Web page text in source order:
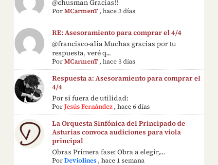
@chusman Gracias!!
PorMCarmenT,hace 3 días
RE: Asesoramiento para comprar el 4/4
@francisco-alia Muchas gracias por tu
respuesta, veré q...
PorMCarmenT,hace 3 días
Respuesta a: Asesoramiento para comprar el
4/4
Por si fuera de utilidad:
PorJesús Fernández ,hace 6 días
La Orquesta Sinfónica del Principado de
Asturias convoca audiciones para viola
principal
Obras Primera fase: Obra a elegir,…
PorDeviolines ,hace 1 semana